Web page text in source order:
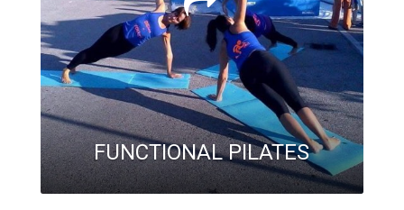
FUNCTIONAL PILATES